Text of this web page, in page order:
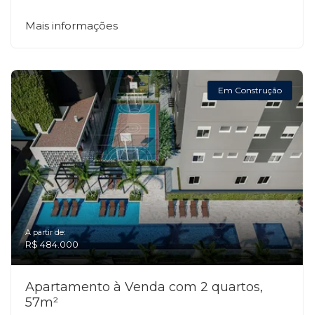
Mais informações
Em Construção
A partir de:
R$ 484.000
Apartamento à Venda com 2 quartos,
57m²